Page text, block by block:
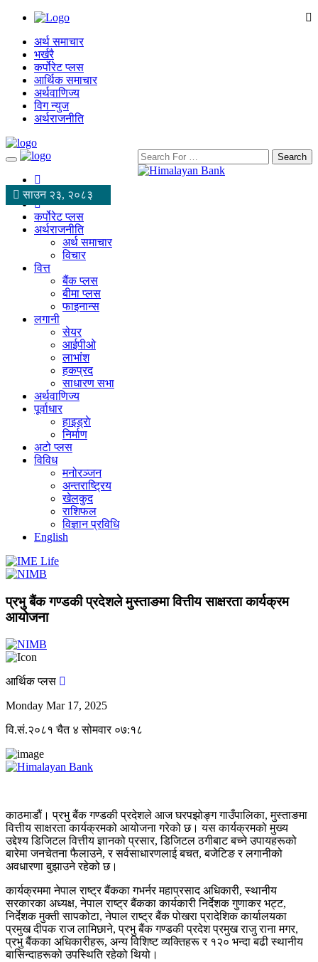
अर्थ समाचार
भर्खरै
कर्पोरेट प्लस
आर्थिक समाचार
अर्थवाणिज्य
विग न्युज
अर्थराजनीति
Search
साउन २३, २०८३
कर्पोरेट प्लस
अर्थराजनीति
अर्थ समाचार
विचार
वित्त
बैंक प्लस
बीमा प्लस
फाइनान्स
लगानी
सेयर
आईपीओ
लाभांश
हकप्रद
साधारण सभा
अर्थवाणिज्य
पूर्वाधार
हाइड्राे
निर्माण
अटो प्लस
विविध
मनोरञ्जन
अन्तराष्ट्रिय
खेलकुद
राशिफल
विज्ञान प्रविधि
English
प्रभु बैंक गण्डकी प्रदेशले मुस्ताङमा वित्तीय साक्षरता कार्यक्रम
आयोजना
आर्थिक प्लस
Monday Mar 17, 2025
वि.सं.२०८१ चैत ४ सोमवार ०७:१८
काठमाडौं। प्रभु बैंक गण्डकी प्रदेशले आज घरपझोङ्ग गाउँपालिका, मुस्ताङमा
वित्तीय साक्षरता कार्यक्रमको आयोजना गरेको छ। यस कार्यक्रमको मुख्य
उद्देश्य डिजिटल वित्तीय ज्ञानको प्रसार, डिजिटल ठगीबाट बच्ने उपायहरूको
बारेमा जनचेतना फैलाउने, र सर्वसाधारणलाई बचत, बजेटिङ र लगानीको
अवधारणा बुझाउने रहेको छ।
कार्यक्रममा नेपाल राष्ट्र बैंकका गभर्नर महाप्रसाद अधिकारी, स्थानीय
सरकारका अध्यक्ष, नेपाल राष्ट्र बैंकका कार्यकारी निर्देशक गुणाकर भट्ट,
निर्देशक मुक्ती सापकोटा, नेपाल राष्ट्र बैंक पोखरा प्रादेशिक कार्यालयका
प्रमुख दीपक राज लामिछाने, प्रभु बैंक गण्डकी प्रदेश प्रमुख राजु राना मगर,
प्रभु बैंकका अधिकारीहरू, अन्य विशिष्ट व्यक्तिहरू र १२० भन्दा बढी स्थानीय
बासिन्दाहरूको उपस्थिति रहेको थियो।